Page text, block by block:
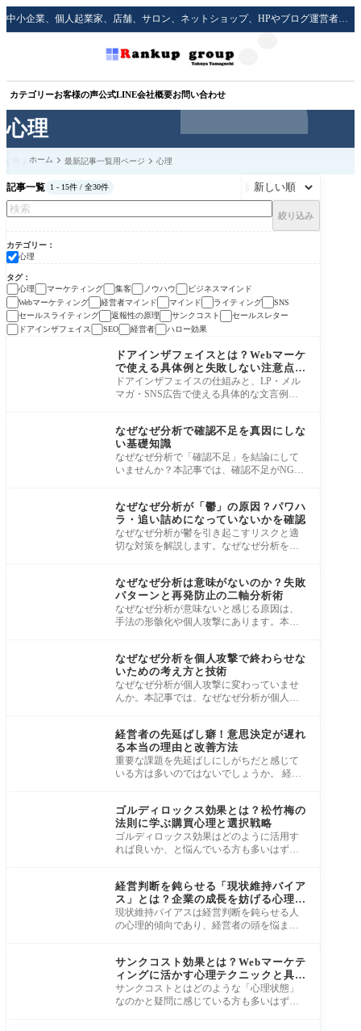
心理
中小企業、個人起業家、店舗、サロン、ネットショップ、HPやブログ運営者のための実践的な集客方法をサポート！
カテゴリーお客様の声公式LINE会社概要お問い合わせ
ホーム 最新記事一覧用ページ 心理
記事一覧 1 - 15件 / 全30件
絞り込み
カテゴリー
心理
タグ
心理
マーケティング 集客 ノウハウ
ビジネスマインド
Webマーケティング
経営者マインド マインド ライティング
SNS
セールスライティング
返報性の原理 サンクコスト
セールスレター
ドアインザフェイス
SEO 経営者 ハロー効果
心理
ドアインザフェイスとは？Webマーケ
で使える具体例と失敗しない注意点を
解説
ドアインザフェイスの仕組みと、LP・メル
マガ・SNS広告で使える具体的な文言例を
なぜなぜ分析で確認不足を真因にしな
い基礎知識
なぜなぜ分析で「確認不足」を結論にして
いませんか？本記事では、確認不足がNG回
なぜなぜ分析が「鬱」の原因？パワハ
ラ・追い詰めになっていないかを確認
なぜなぜ分析が鬱を引き起こすリスクと適
切な対策を解説します。なぜなぜ分析を個
なぜなぜ分析は意味がないのか？失敗
パターンと再発防止の二軸分析術
なぜなぜ分析が意味ないと感じる原因は、
手法の形骸化や個人攻撃にあります。本来
なぜなぜ分析を個人攻撃で終わらせな
いための考え方と技術
なぜなぜ分析が個人攻撃に変わっていませ
んか。本記事では、なぜなぜ分析が個人攻
経営者の先延ばし癖！意思決定が遅れ
る本当の理由と改善方法
重要な課題を先延ばしにしがちだと感じて
いる方は多いのではないでしょうか。 経営
ゴルディロックス効果とは？松竹梅の
法則に学ぶ購買心理と選択戦略
ゴルディロックス効果はどのように活用す
れば良いか、と悩んでいる方も多いはずで
経営判断を鈍らせる「現状維持バイア
ス」とは？企業の成長を妨げる心理と
対処法
現状維持バイアスは経営判断を鈍らせる人
の心理的傾向であり、経営者の頭を悩ませ
サンクコスト効果とは？Webマーケテ
ィングに活かす心理テクニックと具体
施策を解説
サンクコストとはどのような「心理状態」
なのかと疑問に感じている方も多いはずで